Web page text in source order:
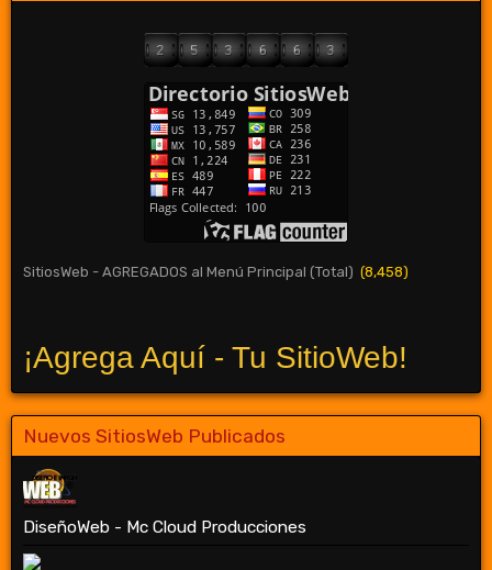
SitiosWeb - AGREGADOS al Menú Principal (Total) (8,458)
¡Agrega Aquí - Tu SitioWeb!
Nuevos SitiosWeb Publicados
DiseñoWeb - Mc Cloud Producciones